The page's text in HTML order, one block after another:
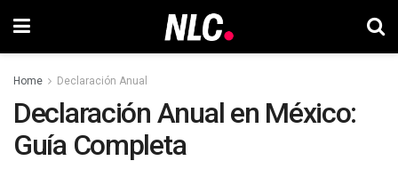
Home Declaración Anual
Declaración Anual en México:
Guía Completa